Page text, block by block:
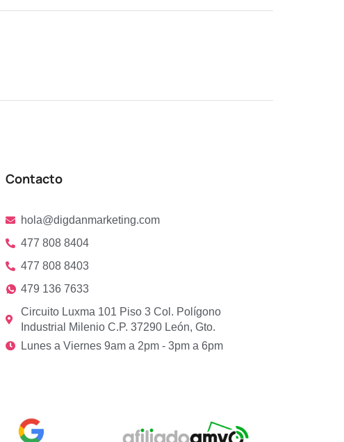
Contacto
hola@digdanmarketing.com
477 808 8404
477 808 8403
479 136 7633
Circuito Luxma 101 Piso 3 Col. Polígono
Industrial Milenio C.P. 37290 León, Gto.
Lunes a Viernes 9am a 2pm - 3pm a 6pm